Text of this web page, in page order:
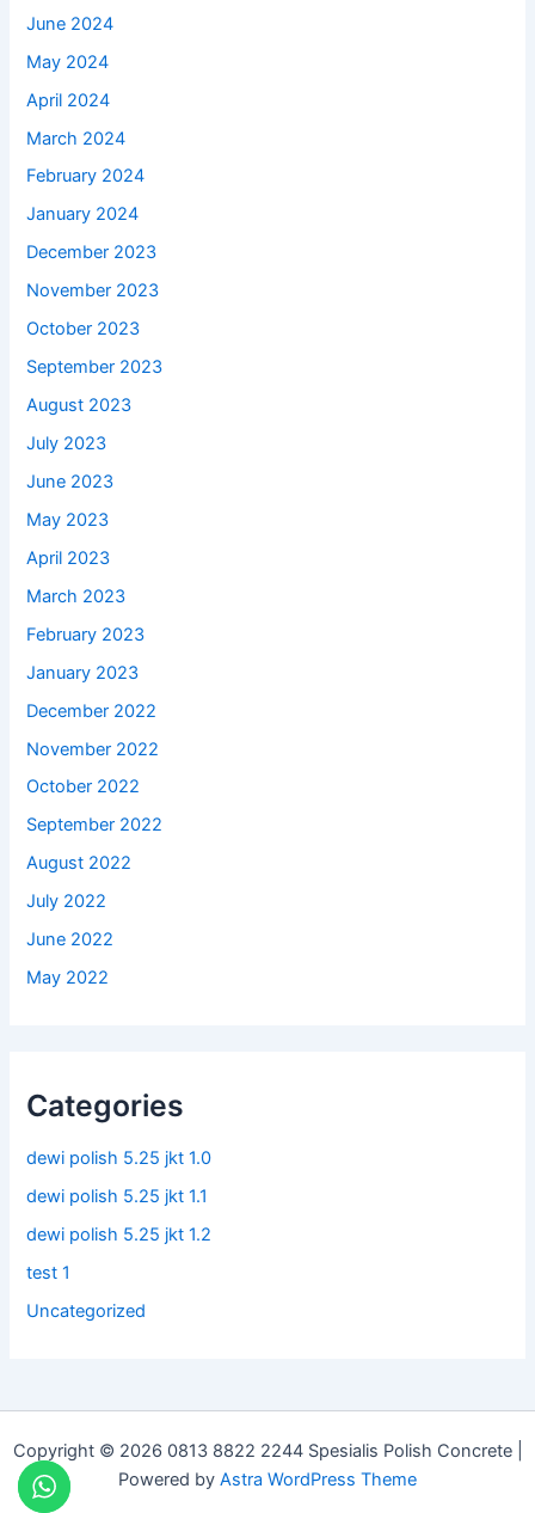
June 2024
May 2024
April 2024
March 2024
February 2024
January 2024
December 2023
November 2023
October 2023
September 2023
August 2023
July 2023
June 2023
May 2023
April 2023
March 2023
February 2023
January 2023
December 2022
November 2022
October 2022
September 2022
August 2022
July 2022
June 2022
May 2022
Categories
dewi polish 5.25 jkt 1.0
dewi polish 5.25 jkt 1.1
dewi polish 5.25 jkt 1.2
test 1
Uncategorized
Copyright © 2026 0813 8822 2244 Spesialis Polish Concrete |
Powered by Astra WordPress Theme